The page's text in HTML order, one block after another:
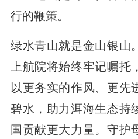
行的鞭策。
绿水青山就是金山银山
上航院将始终牢记嘱托
以更务实的作风、更先
碧水，助力洱海生态持
国贡献更大力量。守护